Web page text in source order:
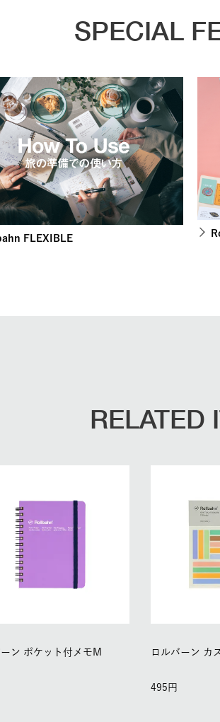
SPECIAL
FLEXIBLE
RELATED
ン ポケット付メモM ロルバーン カ
495